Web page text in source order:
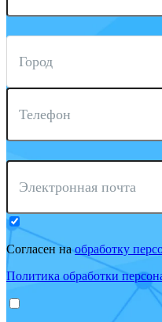
Город
Телефон
Электронная почта
Согласен наобработку
Политика обработки